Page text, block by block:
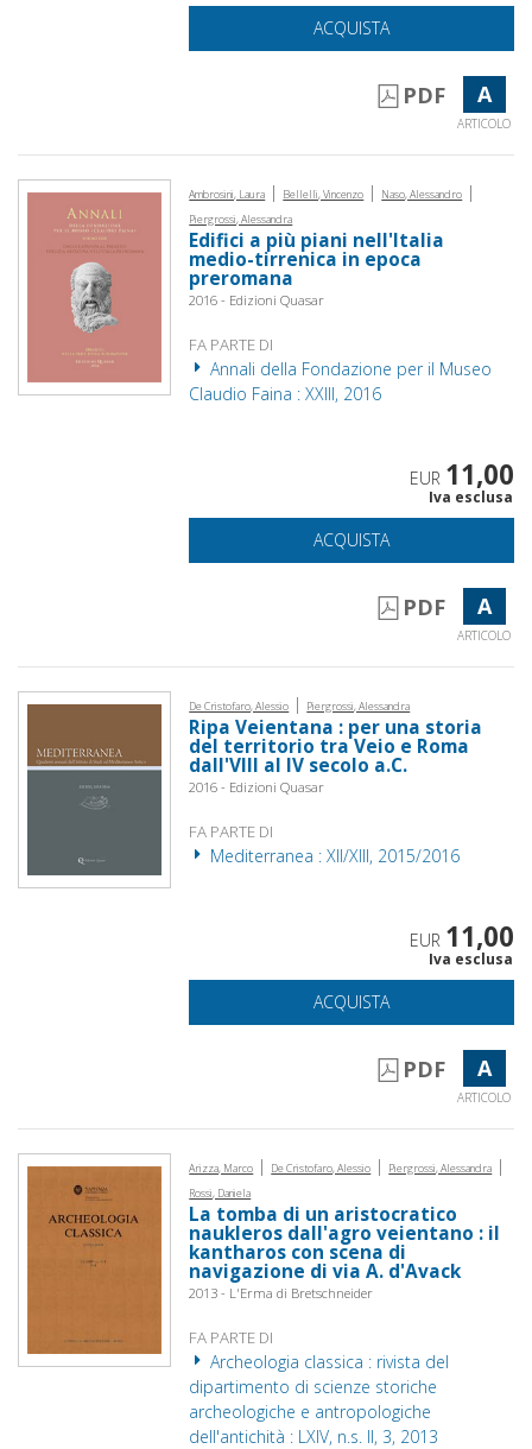
ACQUISTA
PDF A
ARTICOLO
Ambrosini, Laura | Bellelli, Vincenzo | Naso, Alessandro |
Piergrossi, Alessandra
Edifici a più piani nell'Italia
medio-tirrenica in epoca
preromana
2016 - Edizioni Quasar
FA PARTE DI
Annali della Fondazione per il Museo
Claudio Faina : XXIII, 2016
EUR 11,00
Iva esclusa
ACQUISTA
PDF A
ARTICOLO
De Cristofaro, Alessio | Piergrossi, Alessandra
Ripa Veientana : per una storia
del territorio tra Veio e Roma
dall'VIII al IV secolo a.C.
2016 - Edizioni Quasar
FA PARTE DI
Mediterranea : XII/XIII, 2015/2016
EUR 11,00
Iva esclusa
ACQUISTA
PDF A
ARTICOLO
Arizza, Marco | De Cristofaro, Alessio | Piergrossi, Alessandra |
Rossi, Daniela
La tomba di un aristocratico
naukleros dall'agro veientano : il
kantharos con scena di
navigazione di via A. d'Avack
2013 - L'Erma di Bretschneider
FA PARTE DI
Archeologia classica : rivista del
dipartimento di scienze storiche
archeologiche e antropologiche
dell'antichità : LXIV, n.s. II, 3, 2013